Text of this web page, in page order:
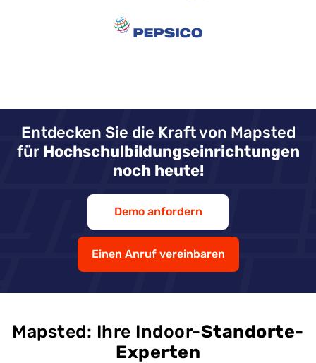
Entdecken Sie die Kraft von Mapsted
für Hochschulbildungseinrichtungen
noch heute!
Demo anfordern
Einen Anruf vereinbaren
Mapsted: Ihre Indoor-Standorte-
Experten